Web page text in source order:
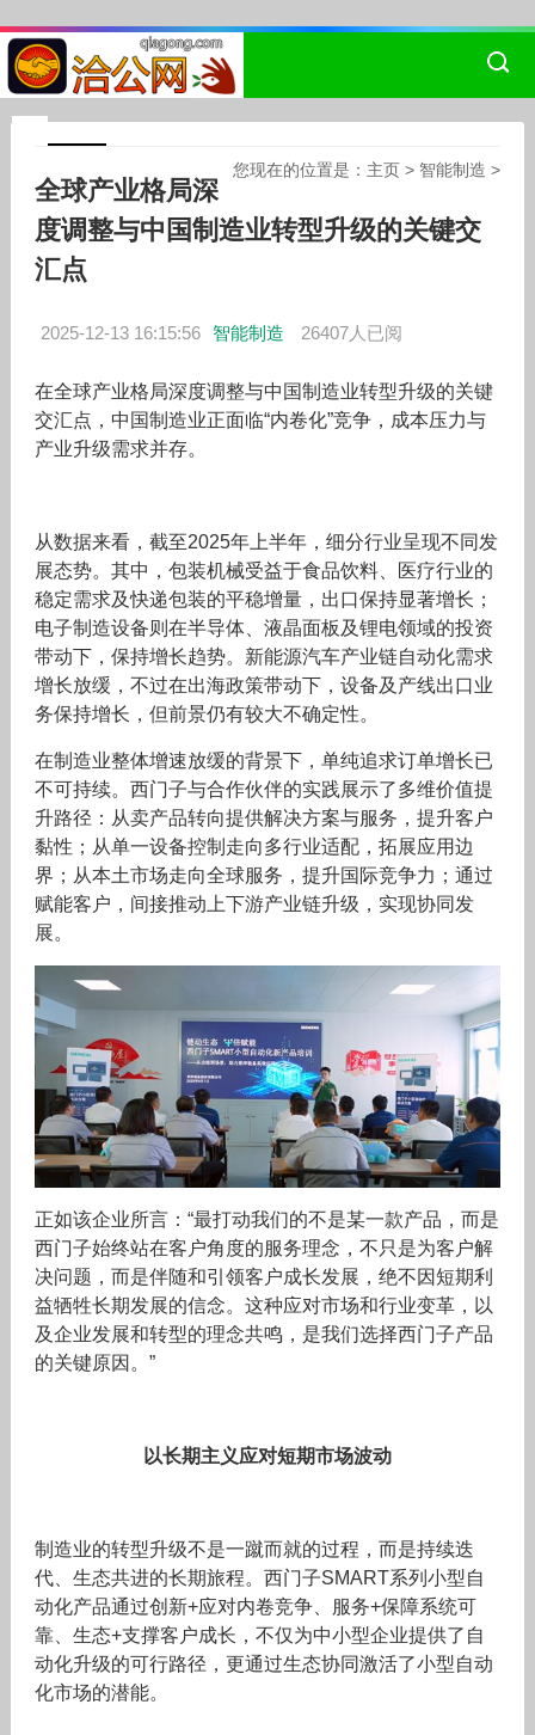
您现在的位置是： 主页 > 智能制造 >
全球产业格局深
度调整与中国制造业转型升级的关键交
汇点
2025-12-13 16:15:56 智能制造 26407人已阅
在全球产业格局深度调整与中国制造业转型升级的关键
交汇点，中国制造业正面临“内卷化”竞争，成本压力与
产业升级需求并存。
从数据来看，截至2025年上半年，细分行业呈现不同发
展态势。其中，包装机械受益于食品饮料、医疗行业的
稳定需求及快递包装的平稳增量，出口保持显著增长；
电子制造设备则在半导体、液晶面板及锂电领域的投资
带动下，保持增长趋势。新能源汽车产业链自动化需求
增长放缓，不过在出海政策带动下，设备及产线出口业
务保持增长，但前景仍有较大不确定性。
在制造业整体增速放缓的背景下，单纯追求订单增长已
不可持续。西门子与合作伙伴的实践展示了多维价值提
升路径：从卖产品转向提供解决方案与服务，提升客户
黏性；从单一设备控制走向多行业适配，拓展应用边
界；从本土市场走向全球服务，提升国际竞争力；通过
赋能客户，间接推动上下游产业链升级，实现协同发
展。
正如该企业所言：“最打动我们的不是某一款产品，而是
西门子始终站在客户角度的服务理念，不只是为客户解
决问题，而是伴随和引领客户成长发展，绝不因短期利
益牺牲长期发展的信念。这种应对市场和行业变革，以
及企业发展和转型的理念共鸣，是我们选择西门子产品
的关键原因。”
以长期主义应对短期市场波动
制造业的转型升级不是一蹴而就的过程，而是持续迭
代、生态共进的长期旅程。西门子SMART系列小型自
动化产品通过创新+应对内卷竞争、服务+保障系统可
靠、生态+支撑客户成长，不仅为中小型企业提供了自
动化升级的可行路径，更通过生态协同激活了小型自动
化市场的潜能。